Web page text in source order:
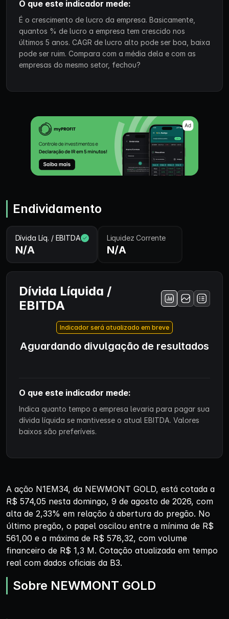
O que este indicador mede:
É o crescimento de lucro da empresa. Basicamente,
quantos % de lucro a empresa tem crescido nos
últimos 5 anos. CAGR de lucro alto pode ser boa, baixa
pode ser ruim. Compara com a média dela e com as
empresas do mesmo setor, fechou?
Endividamento
Dívida Líq. / EBITDA
N/A
Liquidez Corrente
N/A
Dívida Líquida /
EBITDA
Indicador será atualizado em breve
Aguardando divulgação de resultados
O que este indicador mede:
Indica quanto tempo a empresa levaria para pagar sua
dívida líquida se mantivesse o atual EBITDA. Valores
baixos são preferíveis.
A ação N1EM34, da NEWMONT GOLD, está cotada a
R$ 574,05 nesta domingo, 9 de agosto de 2026, com
alta de 2,33% em relação à abertura do pregão. No
último pregão, o papel oscilou entre a mínima de R$
561,00 e a máxima de R$ 578,32, com volume
financeiro de R$ 1,3 M. Cotação atualizada em tempo
real com dados oficiais da B3.
Sobre NEWMONT GOLD